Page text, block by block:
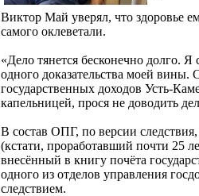
Виктор Май уверял, что здоровье
самого оклеветали.
«Дело тянется бесконечно долго.
одного доказательства моей
государственных доходов Усть-
капельницей, прося не доводить
В состав ОПГ, по версии
(кстати, проработавший почти 25
внесённый в книгу почёта
одного из отделов управления
следствием.